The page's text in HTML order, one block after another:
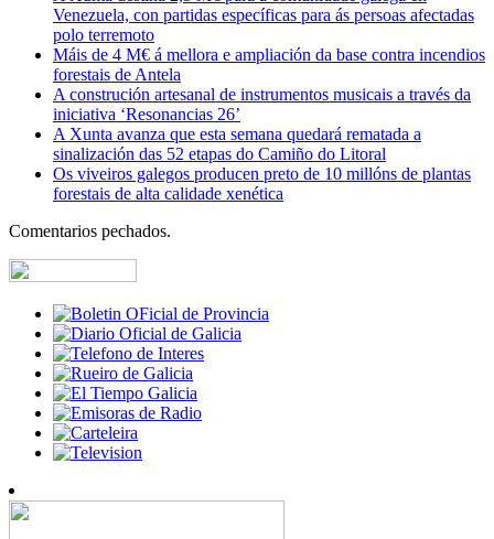
Venezuela, con partidas específicas para ás persoas afectadas
polo terremoto
Máis de 4 M€ á mellora e ampliación da base contra incendios
forestais de Antela
A construción artesanal de instrumentos musicais a través da
iniciativa ‘Resonancias 26’
A Xunta avanza que esta semana quedará rematada a
sinalización das 52 etapas do Camiño do Litoral
Os viveiros galegos producen preto de 10 millóns de plantas
forestais de alta calidade xenética
Comentarios pechados.